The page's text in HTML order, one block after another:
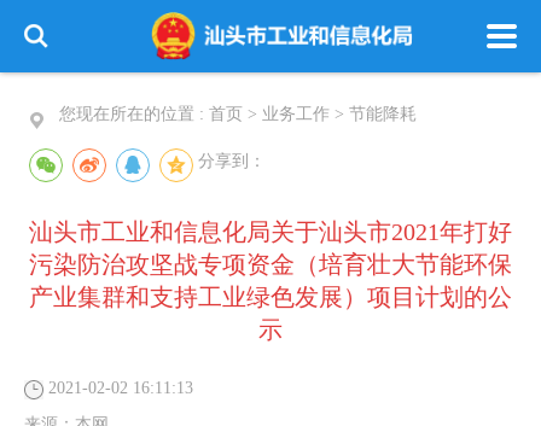
您现在所在的位置 : 首页 > 业务工作 > 节能降耗
分享到：
汕头市工业和信息化局关于汕头市2021年打好
污染防治攻坚战专项资金（培育壮大节能环保
产业集群和支持工业绿色发展）项目计划的公
示
2021-02-02 16:11:13